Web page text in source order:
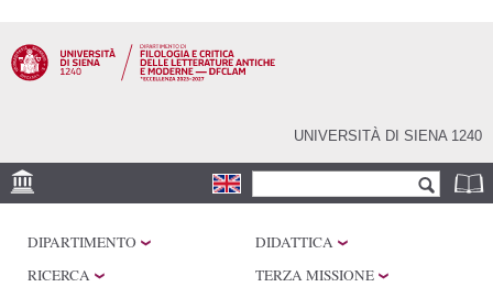
contenuto
principale
UNIVERSITÀ DI SIENA 1240
Form di ricerca
CENTRI DI RICERCA
DIPARTIMENTO
DIDATTICA
RICERCA
TERZA MISSIONE